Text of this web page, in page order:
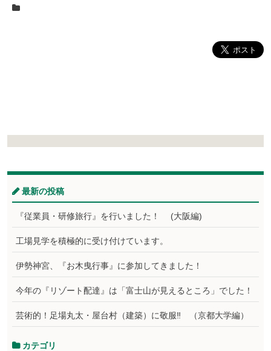
最新の投稿
『従業員・研修旅行』を行いました！ (大阪編)
工場見学を積極的に受け付けています。
伊勢神宮、『お木曳行事』に参加してきました！
今年の『リゾート配達』は「富士山が見えるところ」でした！
芸術的！足場丸太・屋台村（建築）に敬服‼ （京都大学編）
カテゴリ